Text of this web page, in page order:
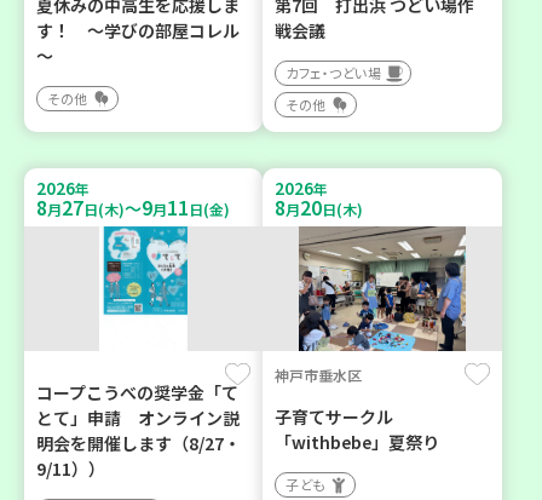
夏休みの中高生を応援しま
す！ ～学びの部屋コレル
～
その他
第7回 打出浜 つどい場作
戦会議
カフェ・つどい場
その他
2026年
8月27日(木)～9月11日(金)
コープこうべの奨学金「て
とて」申請 オンライン説
明会を開催します（8/27・
9/11））
2026年
8月20日(木)
神戸市垂水区
子育てサークル
「withbebe」夏祭り
子ども